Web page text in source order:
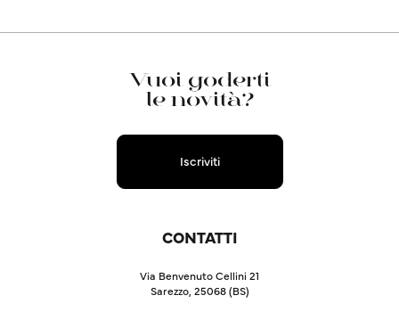
Vuoi goderti
le novità?
Iscriviti
CONTATTI
Via Benvenuto Cellini 21
Sarezzo, 25068 (BS)